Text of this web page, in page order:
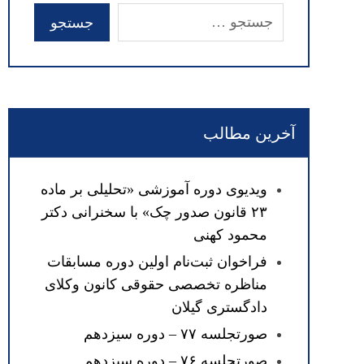
آخرین مطالب
ویدیوی دوره آموزشی «تحلیلی بر ماده
۲۳ قانون صدور چک» با سخنرانی دکتر
محمود کهنی
فراخوان ثبت‌نام اولین دوره مسابقات
مناظره تخصصی حقوقی کانون وکلای
دادگستری گیلان
صورتجلسه ۷۷ – دوره سیزدهم
صورتجلسه ۷۶ – دوره سیزدهم